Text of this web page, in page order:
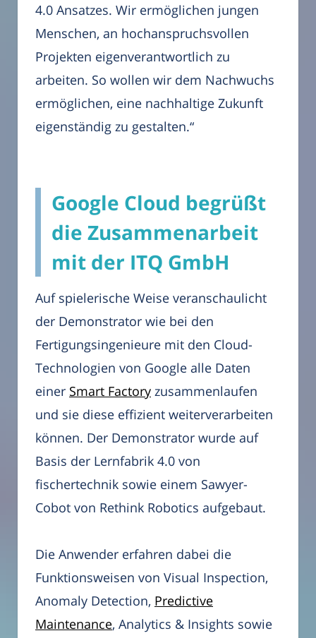
4.0 Ansatzes. Wir ermöglichen jungen
Menschen, an hochanspruchsvollen
Projekten eigenverantwortlich zu
arbeiten. So wollen wir dem Nachwuchs
ermöglichen, eine nachhaltige Zukunft
eigenständig zu gestalten.“
Google Cloud begrüßt
die Zusammenarbeit
mit der ITQ GmbH
Auf spielerische Weise veranschaulicht
der Demonstrator wie bei den
Fertigungsingenieure mit den Cloud-
Technologien von Google alle Daten
einer Smart Factory zusammenlaufen
und sie diese effizient weiterverarbeiten
können. Der Demonstrator wurde auf
Basis der Lernfabrik 4.0 von
fischertechnik sowie einem Sawyer-
Cobot von Rethink Robotics aufgebaut.
Die Anwender erfahren dabei die
Funktionsweisen von Visual Inspection,
Anomaly Detection, Predictive
Maintenance, Analytics & Insights sowie